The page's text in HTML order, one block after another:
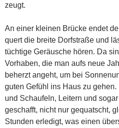
zeugt.
An einer kleinen Brücke endet
quert die breite Dorfstraße und
tüchtige Geräusche hören. Da
Vorhaben, die man aufs neue
beherzt angeht, um bei
guten Gefühl ins Haus zu
und Schaufeln, Leitern und
geschafft, nicht nur gequatscht,
Stunden erledigt, was einen